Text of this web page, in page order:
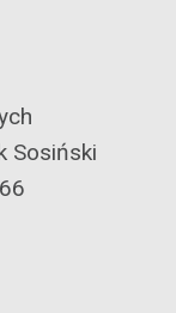
Sosiński